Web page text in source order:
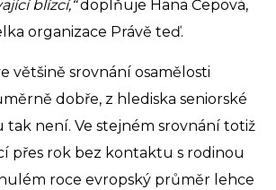
blízcí,“doplňuje Hana Čepová,
organizace Právě teď.
většině srovnání osamělosti
dobře, z hlediska seniorské
není. Ve stejném srovnání totiž
přes rok bez kontaktu s rodinou
roce evropský průměr lehce